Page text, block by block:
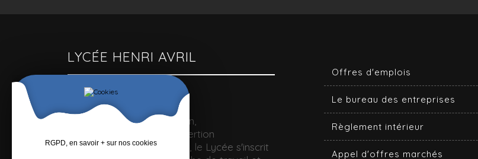
LYCÉE HENRI AVRIL
Un lycée polyvalent
Pour optimiser la formation,
l'accompagnement et l'insertion
professionnelle des jeunes, le Lycée s'inscrit
Offres d'emplois
Le bureau des entreprises
Règlement intérieur
Appel d'offres marchés
RGPD, en savoir + sur nos cookies